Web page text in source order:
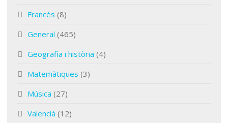
Francés (8)
General (465)
Geografia i història (4)
Matemàtiques (3)
Música (27)
Valencià (12)